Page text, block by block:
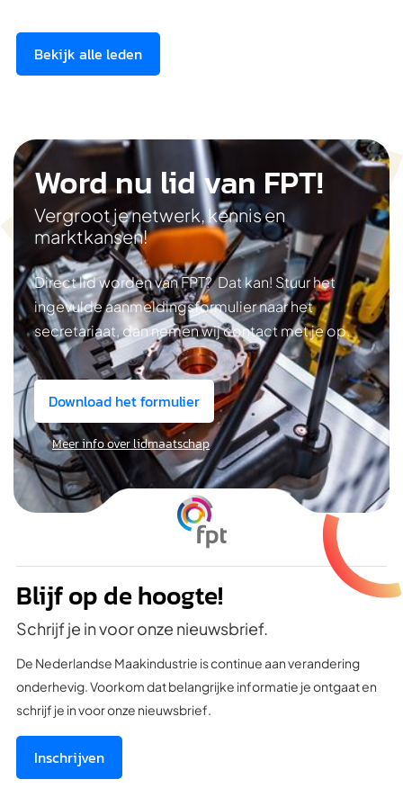
Bekijk alle leden
Word nu lid van FPT!
Vergroot je netwerk, kennis en
marktkansen!
Direct lid worden van FPT? Dat kan! Stuur het
ingevulde aanmeldingsformulier naar het
secretariaat, dan nemen wij contact met je op.
Download het formulier
Meer info over lidmaatschap
Blijf op de hoogte!
Schrijf je in voor onze nieuwsbrief.
De Nederlandse Maakindustrie is continue aan verandering
onderhevig. Voorkom dat belangrijke informatie je ontgaat en
schrijf je in voor onze nieuwsbrief.
Inschrijven